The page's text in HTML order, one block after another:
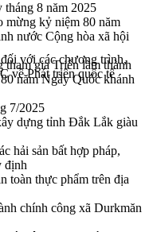
8 năm 2025
mừng kỷ niệm 80 năm
nước Cộng hòa xã hội
tham gia Triển lãm thành
năm Ngày Quốc khánh
7/2025
dựng tỉnh Đắk Lắk giàu
hải sản bất hợp pháp,
định
toàn thực phẩm trên địa
chính công xã Durkmăn
với các chương trình,
về Phát triển quốc tế